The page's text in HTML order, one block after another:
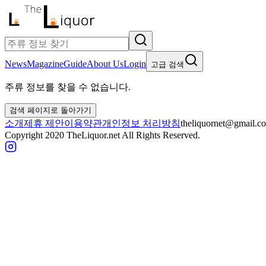
NewsMagazineGuideAbout UsLogin 고급 검색
주류 정보를 찾을 수 없습니다.
검색 페이지로 돌아가기
소개제휴 제안이용약관개인정보 처리방침
Copyright 2020 TheLiquor.net All Rights Reserved.